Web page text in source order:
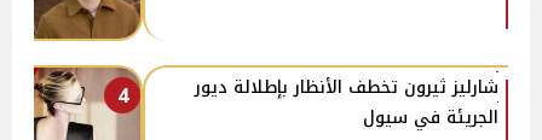
4
شارليز ثيرون تخطف الأنظار بإطلالة ديور
الجريئة في سيول